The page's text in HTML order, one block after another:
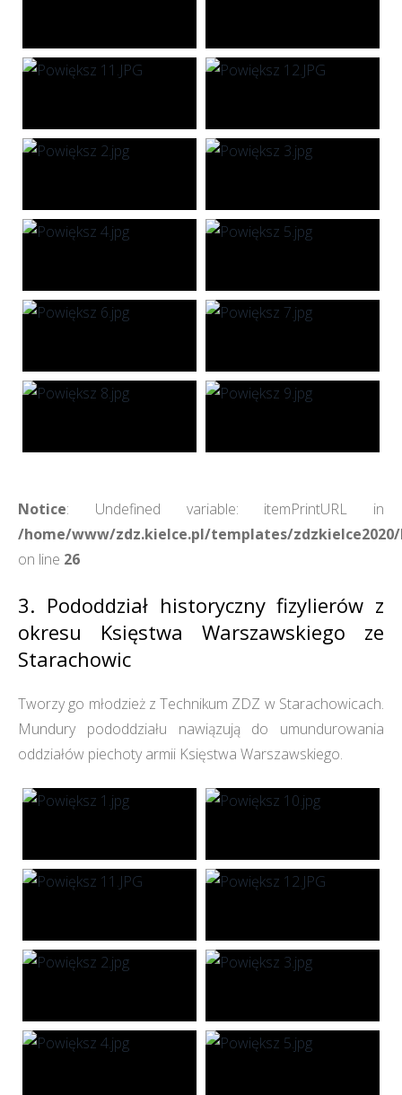
Notice: Undefined variable: itemPrintURL in
/home/www/zdz.kielce.pl/templates/
on line 26
3. Pododdział historyczny fizylierów z
okresu Księstwa Warszawskiego ze
Starachowic
Tworzy go młodzież z Technikum ZDZ w Starachowicach.
Mundury pododdziału nawiązują do umundurowania
oddziałów piechoty armii Księstwa Warszawskiego.